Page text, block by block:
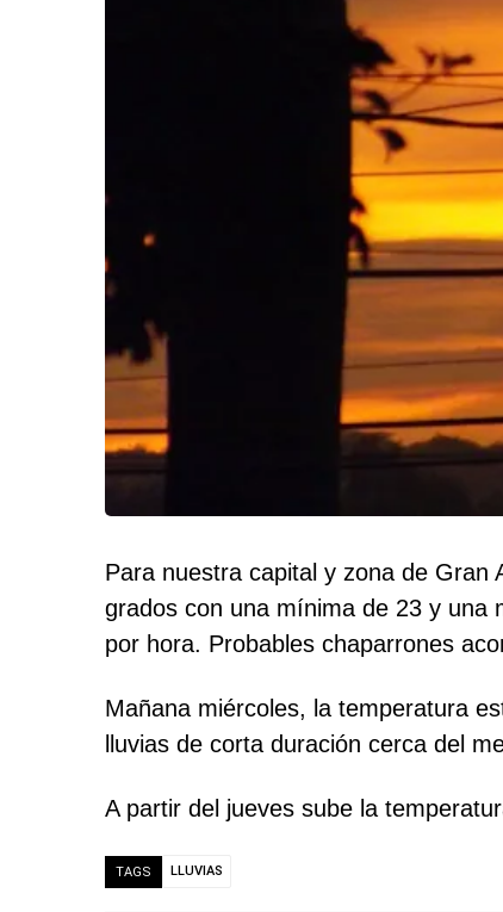
Para nuestra capital y zona de Gran
grados con una mínima de 23 y una
por hora. Probables chaparrones
Mañana miércoles, la temperatura
lluvias de corta duración cerca del
A partir del jueves sube la
TAGS LLUVIAS